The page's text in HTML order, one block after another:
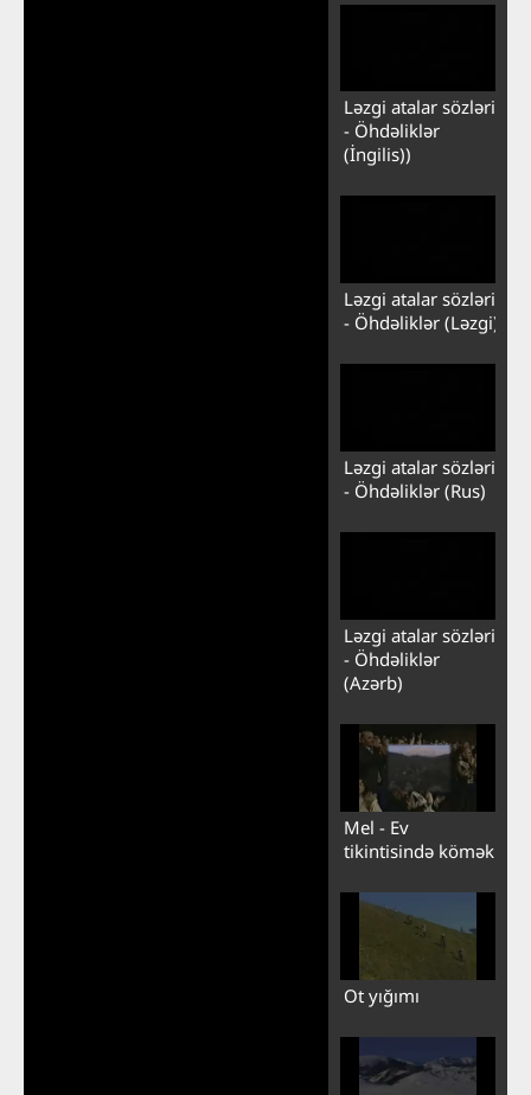
Ləzgi atalar sözləri
- Öhdəliklər
(İngilis))
Ləzgi atalar sözləri
- Öhdəliklər (Ləzgi)
Ləzgi atalar sözləri
- Öhdəliklər (Rus)
Ləzgi atalar sözləri
- Öhdəliklər
(Azərb)
Mel - Ev
tikintisində kömək
Ot yığımı